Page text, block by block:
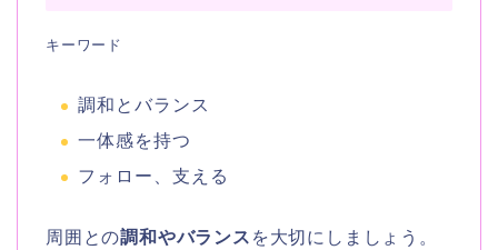
キーワード
調和とバランス
一体感を持つ
フォロー、支える
周囲との調和やバランス を大切にしましょう。